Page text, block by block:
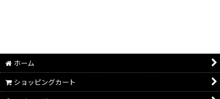
ホーム
ショッピングカート